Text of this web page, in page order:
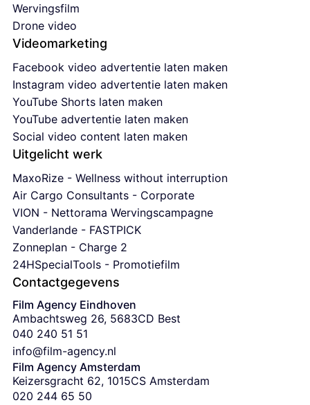
Wervingsfilm
Drone video
Videomarketing
Facebook video advertentie laten maken
Instagram video advertentie laten maken
YouTube Shorts laten maken
YouTube advertentie laten maken
Social video content laten maken
Uitgelicht werk
MaxoRize - Wellness without interruption
Air Cargo Consultants - Corporate
VION - Nettorama Wervingscampagne
Vanderlande - FASTPICK
Zonneplan - Charge 2
24HSpecialTools - Promotiefilm
Contactgegevens
Film Agency Eindhoven
Ambachtsweg 26, 5683CD Best
‭040 240 51 51‬
info@film-agency.nl
Film Agency Amsterdam
Keizersgracht 62, 1015CS Amsterdam
‭020 244 65 50